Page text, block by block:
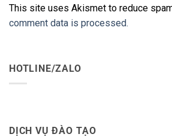
This site uses Akismet to reduce
comment data is processed.
HOTLINE/ZALO
DỊCH VỤ ĐÀO TẠO